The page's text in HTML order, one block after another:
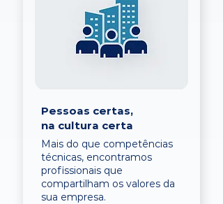
Pessoas certas,
na cultura certa
Mais do que competências
técnicas, encontramos
profissionais que
compartilham os valores da
sua empresa.